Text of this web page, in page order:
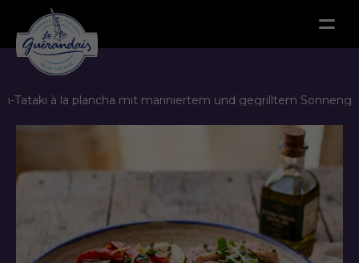
Tataki à la plancha mit mariniertem und gegrilltem